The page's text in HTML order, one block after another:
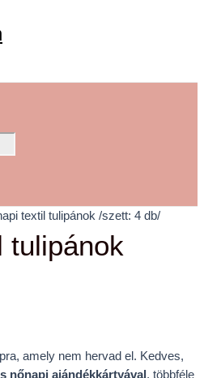
textil tulipánok /szett: 4 db/
tulipánok
amely nem hervad el. Kedves,
nőnapi ajándékkártyával , többféle